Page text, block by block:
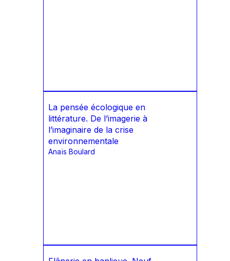
La pensée écologique en
littérature. De l’imagerie à
l’imaginaire de la crise
environnementale
Anaïs Boulard